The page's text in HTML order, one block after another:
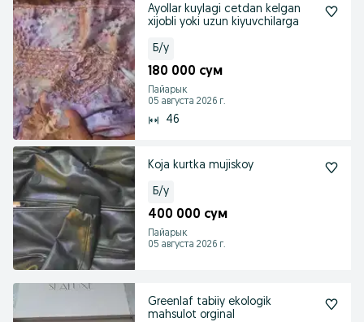
Ayollar kuylagi cetdan kelgan
xijobli yoki uzun kiyuvchilarga
Б/у
180 000 сум
Пайарык
05 августа 2026 г.
46
Koja kurtka mujiskoy
Б/у
400 000 сум
Пайарык
05 августа 2026 г.
Greenlaf tabiiy ekologik
mahsulot orginal